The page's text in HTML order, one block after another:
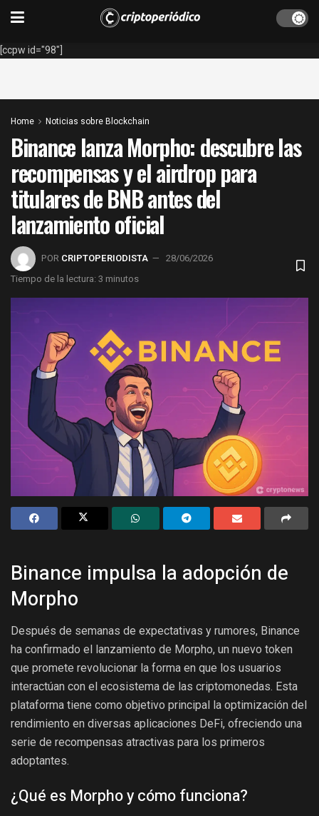
[ccpw id="98"]
Home Noticias sobre Blockchain
Binance lanza Morpho: descubre las
recompensas y el airdrop para
titulares de BNB antes del
lanzamiento oficial
POR CRIPTOPERIODISTA
28/06/2026
Tiempo de la lectura: 3 minutos
Binance impulsa la adopción de
Morpho
Después de semanas de expectativas y rumores, Binance
ha confirmado el lanzamiento de Morpho, un nuevo token
que promete revolucionar la forma en que los usuarios
interactúan con el ecosistema de las criptomonedas. Esta
plataforma tiene como objetivo principal la optimización del
rendimiento en diversas aplicaciones DeFi, ofreciendo una
serie de recompensas atractivas para los primeros
adoptantes.
¿Qué es Morpho y cómo funciona?